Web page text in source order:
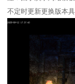
不定时更新更换版本